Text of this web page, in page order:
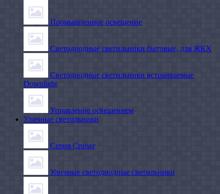
Промышленное освещение
Светодиодные светильники бытовые, для ЖКХ
Светодиодные светильники встраиваемые
Downlight
Управление освещением
Уличные светильники
Серия Cruiser
Уличные светодиодные светильники